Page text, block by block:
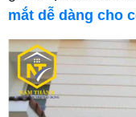
mắt dễ dàng cho